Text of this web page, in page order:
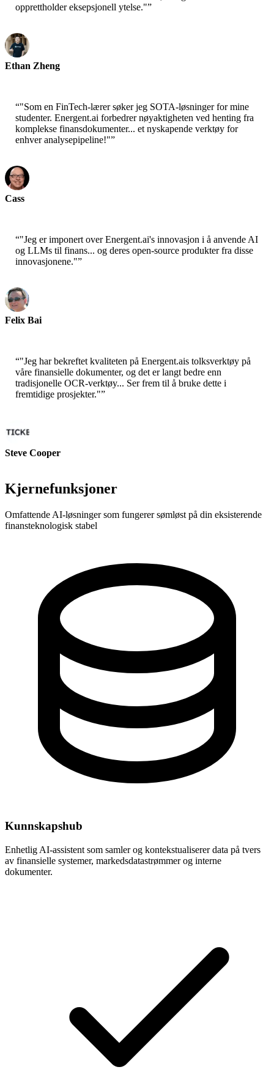
opprettholder eksepsjonell ytelse."”
Ethan Zheng
“"Som en FinTech-lærer søker jeg SOTA-løsninger for mine
studenter. Energent.ai forbedrer nøyaktigheten ved henting fra
komplekse finansdokumenter... et nyskapende verktøy for
enhver analysepipeline!"”
Cass
“"Jeg er imponert over Energent.ai's innovasjon i å anvende AI
og LLMs til finans... og deres open-source produkter fra disse
innovasjonene."”
Felix Bai
“"Jeg har bekreftet kvaliteten på Energent.ais tolksverktøy på
våre finansielle dokumenter, og det er langt bedre enn
tradisjonelle OCR-verktøy... Ser frem til å bruke dette i
fremtidige prosjekter."”
Steve Cooper
Kjernefunksjoner
Omfattende AI-løsninger som fungerer sømløst på din eksisterende
finansteknologisk stabel
Kunnskapshub
Enhetlig AI-assistent som samler og kontekstualiserer data på tvers
av finansielle systemer, markedsdatastrømmer og interne
dokumenter.